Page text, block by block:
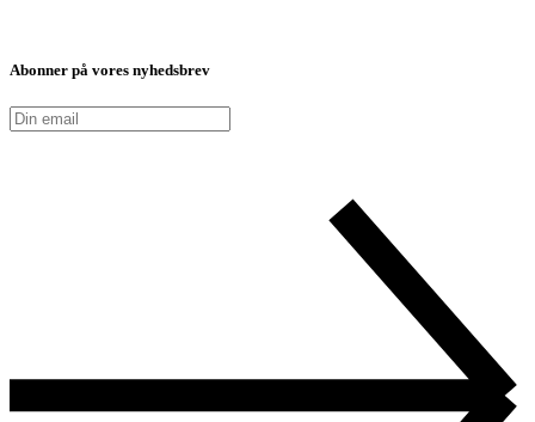
Abonner på vores nyhedsbrev